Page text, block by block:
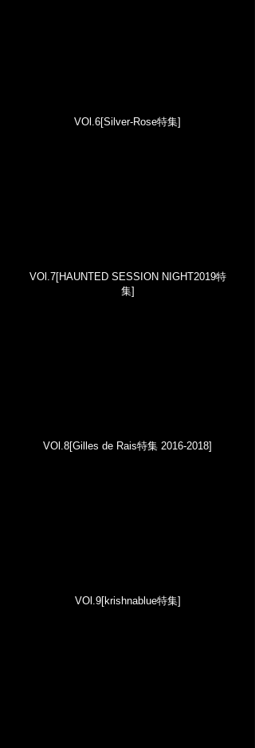
VOl.6[Silver-Rose特集]
VOl.7[HAUNTED SESSION NIGHT2019特
集]
VOl.8[Gilles de Rais特集 2016-2018]
VOl.9[krishnablue特集]